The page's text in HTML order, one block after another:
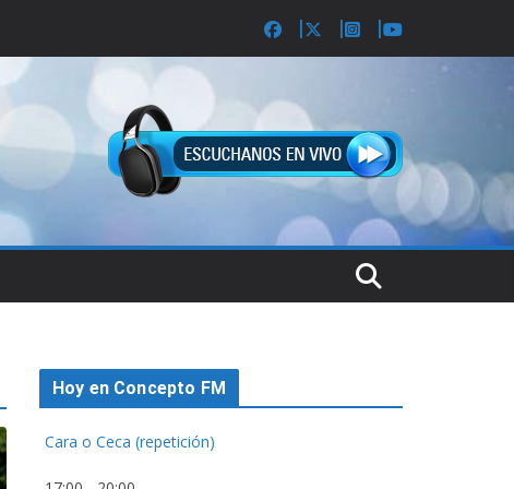
Hoy en Concepto FM
Cara o Ceca (repetición)